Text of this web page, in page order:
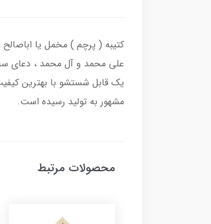
کتیبه ( پرچم ) مخمل یا
علی محمد و آل محمد ، دعای
یک قابل شستشو با بهترین
مشهور به تولید رسیده است.
محصولات مرتبط